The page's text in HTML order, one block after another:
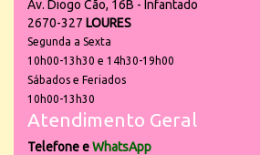
Av. Diogo Cão, 16B - Infantado
2670-327 LOURES
Segunda a Sexta
10h00-13h30 e 14h30-19h00
Sábados e Feriados
10h00-13h30
Atendimento Geral
Telefone eWhatsApp